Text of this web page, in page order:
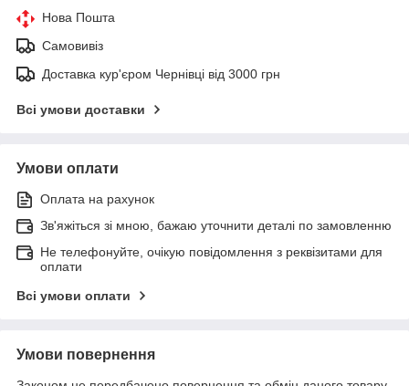
Нова Пошта
Самовивіз
Доставка кур'єром Чернівці від 3000 грн
Всі умови доставки
Умови оплати
Оплата на рахунок
Зв'яжіться зі мною, бажаю уточнити деталі по замовленню
Не телефонуйте, очікую повідомлення з реквізитами для
оплати
Всі умови оплати
Умови повернення